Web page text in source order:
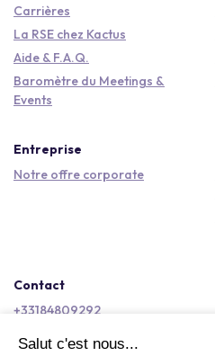
Carrières
La RSE chez Kactus
Aide & F.A.Q.
Baromètre du Meetings &
Events
Entreprise
Notre offre corporate
Contact
+33184809292